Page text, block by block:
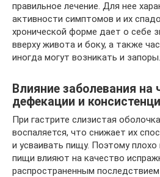
правильное лечение. Для нее
активности симптомов и их
хронической форме дает о себе
вверху живота и боку, а также
иногда могут возникать и запоры.
Влияние заболевания на
дефекации и
При гастрите слизистая
воспаляется, что снижает их
и усваивать пищу. Поэтому
пищи влияют на качество
распространенным последствием